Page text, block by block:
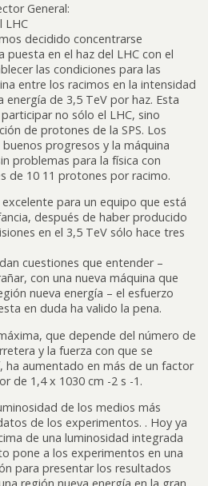
General:
LHC
decidido concentrarse
puesta en el haz del LHC con el
las condiciones para las
entre los racimos en la intensidad
energía de 3,5 TeV por haz. Esta
no sólo el LHC, sino
de protones de la SPS. Los
progresos y la máquina
problemas para la física con
de 10 11 protones por racimo.
para un equipo que está
después de haber producido
en el 3,5 TeV sólo hace tres
cuestiones que entender –
con una nueva máquina que
nueva energía – el esfuerzo
en duda ha valido la pena.
que depende del número de
y la fuerza con que se
ha aumentado en más de un factor
de 1,4 x 1030 cm -2 s -1.
de los medios más
de los experimentos. . Hoy ya
de una luminosidad integrada
pone a los experimentos en una
para presentar los resultados